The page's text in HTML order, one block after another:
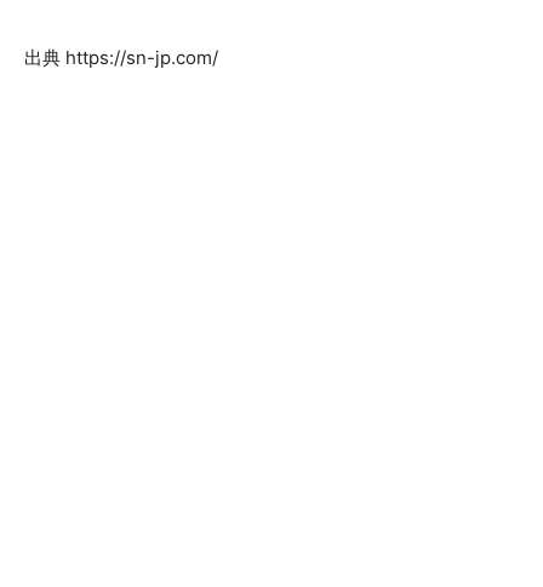
出典 https://sn-jp.com/